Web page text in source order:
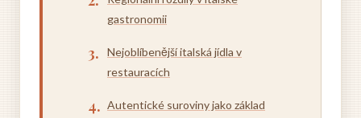
gastronomii
Nejoblíbenější italská jídla v
restauracích
Autentické suroviny jako základ